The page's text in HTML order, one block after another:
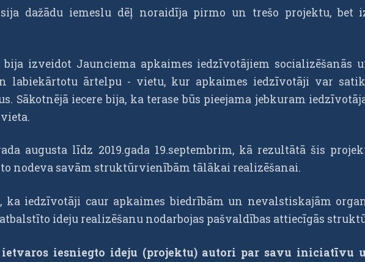
dažādu iemeslu dēļ noraidīja pirmo un trešo projektu, bet
izveidot Jaunciema apkaimes iedzīvotājiem socializēšanās
labiekārtotu ārtelpu - vietu, kur apkaimes iedzīvotāji var
iecere bija, ka terase būs pieejama jebkuram
augusta līdz 2019.gada 19.septembrim, kā rezultātā šis
nodeva savām struktūrvienībām tālākai realizēšanai.
ka iedzīvotāji caur apkaimes biedrībām un nevalstiskajām
ideju realizēšanu nodarbojas pašvaldības attiecīgās
ietvaros iesniegto ideju (projektu) autori par savu iniciatīvu